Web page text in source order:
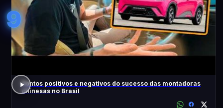
9
Pontos positivos e negativos do sucesso das montadoras
chinesas no Brasil